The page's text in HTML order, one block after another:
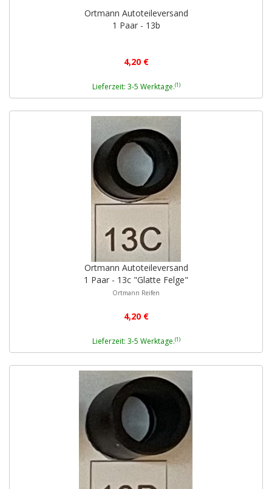
Ortmann Autoteileversand
1 Paar - 13b
4,20 €
Lieferzeit: 3-5 Werktage.(1)
Ortmann Autoteileversand
1 Paar - 13c "Glatte Felge"
Ortmann Reifen
4,20 €
Lieferzeit: 3-5 Werktage.(1)